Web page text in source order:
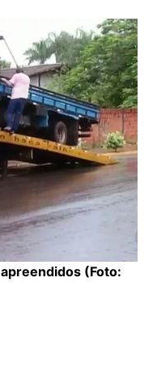
(Foto: